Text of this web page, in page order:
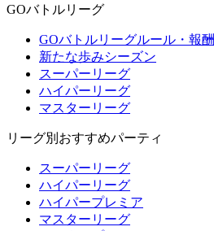
GOバトルリーグ
GOバトルリーグルール・報酬
新たな歩みシーズン
スーパーリーグ
ハイパーリーグ
マスターリーグ
リーグ別おすすめパーティ
スーパーリーグ
ハイパーリーグ
ハイパープレミア
マスターリーグ